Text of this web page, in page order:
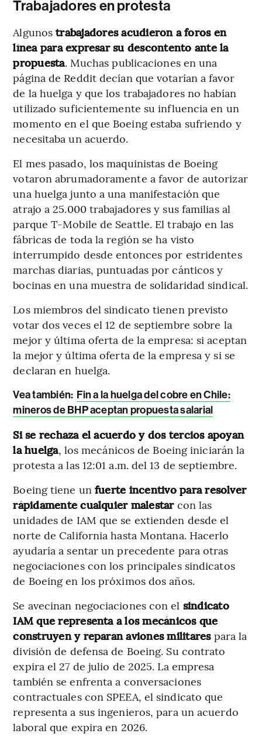
Trabajadores en protesta
Algunostrabajadores acudieron a foros en
línea para expresar su descontento ante la
propuesta. Muchas publicaciones en una
página de Reddit decían que votarían a favor
de la huelga y que los trabajadores no habían
utilizado suficientemente su influencia en un
momento en el que Boeing estaba sufriendo y
necesitaba un acuerdo.
El mes pasado, los maquinistas de Boeing
votaron abrumadoramente a favor de autorizar
una huelga junto a una manifestación que
atrajo a 25.000 trabajadores y sus familias al
parque T-Mobile de Seattle. El trabajo en las
fábricas de toda la región se ha visto
interrumpido desde entonces por estridentes
marchas diarias, puntuadas por cánticos y
bocinas en una muestra de solidaridad sindical.
Los miembros del sindicato tienen previsto
votar dos veces el 12 de septiembre sobre la
mejor y última oferta de la empresa: si aceptan
la mejor y última oferta de la empresa y si se
declaran en huelga.
Vea también: Fin a la huelga del cobre en Chile:
mineros de BHP aceptan propuesta salarial
Si se rechaza el acuerdo y dos tercios apoyan
la huelga, los mecánicos de Boeing iniciarán la
protesta a las 12:01 a.m. del 13 de septiembre.
Boeing tiene un fuerte incentivo para resolver
rápidamente cualquier malestar con las
unidades de IAM que se extienden desde el
norte de California hasta Montana. Hacerlo
ayudaría a sentar un precedente para otras
negociaciones con los principales sindicatos
de Boeing en los próximos dos años.
Se avecinan negociaciones con el sindicato
IAM que representa a los mecánicos que
construyen y reparan aviones militares para la
división de defensa de Boeing. Su contrato
expira el 27 de julio de 2025. La empresa
también se enfrenta a conversaciones
contractuales con SPEEA, el sindicato que
representa a sus ingenieros, para un acuerdo
laboral que expira en 2026.